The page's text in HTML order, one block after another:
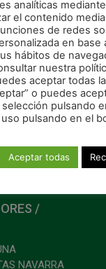
/
NAVARRA
analíticas
el contenido
de redes
en base
hábitos de
nuestra
aceptar todas
o puedes
pulsando
pulsando en el
Aceptar todas